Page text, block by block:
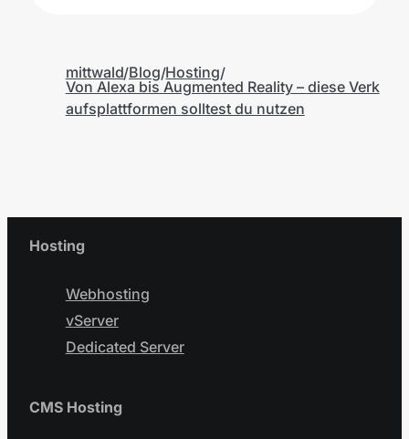
mittwald Blog Hosting
Von Alexa bis Augmented Reality – diese Verk
aufsplattformen solltest du nutzen
Hosting
Webhosting
vServer
Dedicated Server
CMS Hosting